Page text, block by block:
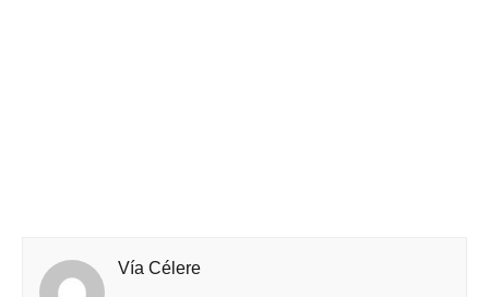
Vía Célere